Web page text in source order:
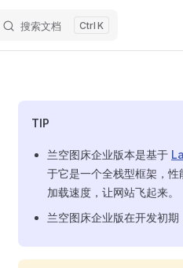
搜索文档 K
TIP
兰空图床企业版本是基于
于它是一个全栈型框架，
加载速度，让网站飞起来。
兰空图床企业版在开发初